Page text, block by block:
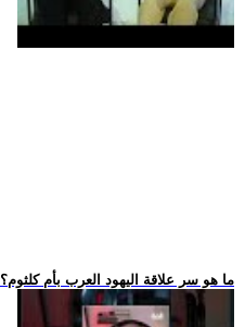
.. ما هو سر علاقة اليهود العرب بأم كلثوم؟